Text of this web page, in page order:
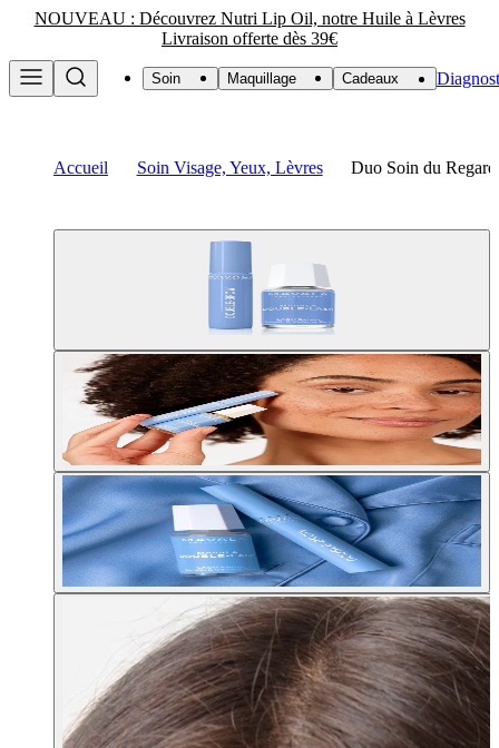
NOUVEAU : Découvrez Nutri Lip Oil, notre Huile à Lèvres
Livraison offerte dès 39€
Soin Maquillage Cadeaux
Accueil Soin Visage, Yeux, Lèvres Duo Soin du Regard